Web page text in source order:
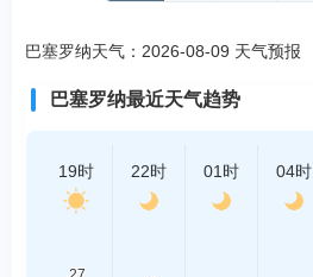
巴塞罗纳天气：2026-08-09 天气预报
巴塞罗纳最近天气趋势
19时 22时 01时 04时